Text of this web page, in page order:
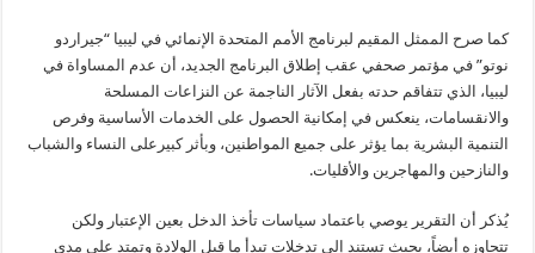
كما صرح الممثل المقيم لبرنامج الأمم المتحدة الإنمائي في ليبيا “جيراردو
نوتو” في مؤتمر صحفي عقب إطلاق البرنامج الجديد، أن عدم المساواة في
ليبيا، الذي تتفاقم حدته بفعل الآثار الناجمة عن النزاعات المسلحة
والانقسامات، ينعكس في إمكانية الحصول على الخدمات الأساسية وفرص
التنمية البشرية بما يؤثر على جميع المواطنين، وبأثر كبيرعلى النساء والشباب
والنازحين والمهاجرين والأقليات.
يُذكر أن التقرير يوصي باعتماد سياسات تأخذ الدخل بعين الإعتبار ولكن
تتجاوزه أيضاً، بحيث تستند إلى تدخلات تبدأ ما قبل الولادة وتمتد على مدى